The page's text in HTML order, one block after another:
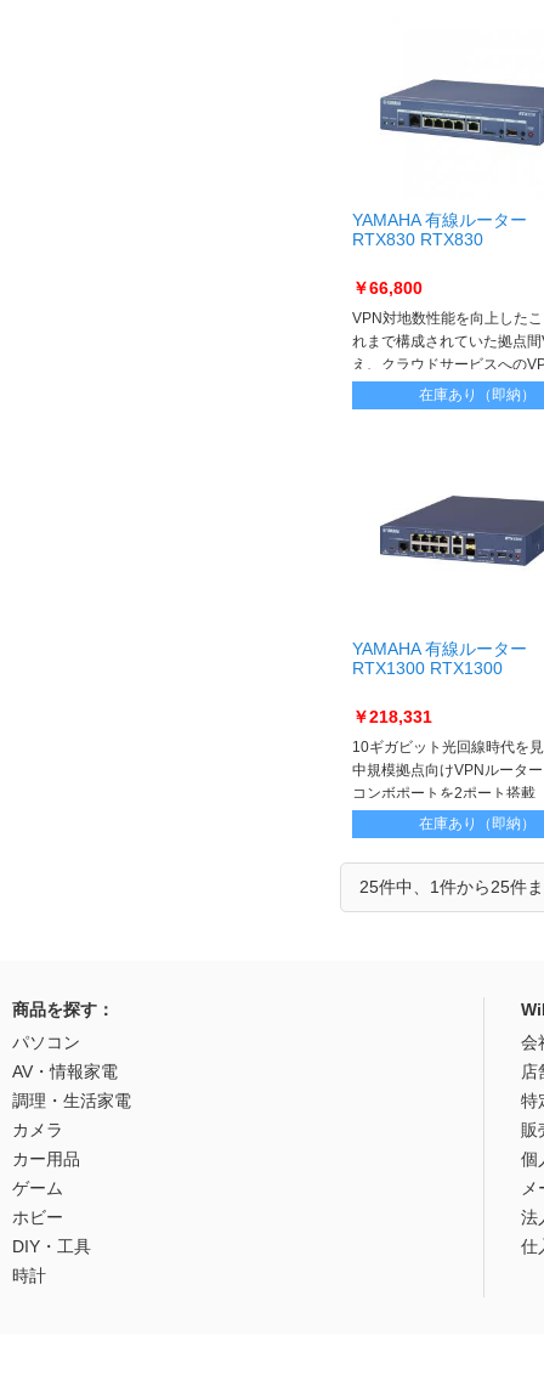
YAMAHA 有線ルーター
RTX830 RTX830
￥66,800
VPN対地数性能を向上した
れまで構成されていた拠点
え、クラウドサービスへの
や、外出先からのリモート
VPNなど、幅広くVPN構成
在庫あり（即納）
YAMAHA 有線ルーター
RTX1300 RTX1300
￥218,331
10ギガビット光回線時代を
中規模拠点向けVPNルータ
コンボポートを2ポート搭載
在庫あり（即納）
25件中、1件から25件
商品を探す：
パソコン
AV・情報家電
調理・生活家電
カメラ
カー用品
ゲーム
ホビー
DIY・工具
時計
会
店
特
販
個
メ
法
仕